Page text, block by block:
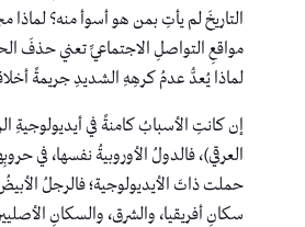
التاريخَ لم يأتِ بمن هو أسوأ منه؟ لماذا
مواقعِ التواصلِ الاجتماعيِّ تعني حذفَ
لماذا يُعدُّ عدمُ كرهِهِ الشديدِ جريمةً
إن كانتِ الأسبابُ كامنةً في أيديولوجيةِ
العرقي)، فالدولُ الأوروبيةُ نفسها، في
حملت ذاتَ الأيديولوجية؛ فالرجلُ
سكانِ أفريقيا، والشرق، والسكانِ